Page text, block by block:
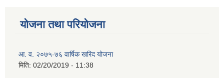
योजना तथा परियोजना
आ. व. २०७५-७६ वार्षिक खरिद योजना
मिति: 02/20/2019 - 11:38